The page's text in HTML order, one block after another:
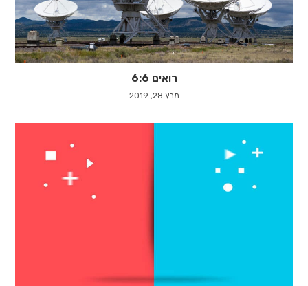
רואים 6:6
מרץ 28, 2019